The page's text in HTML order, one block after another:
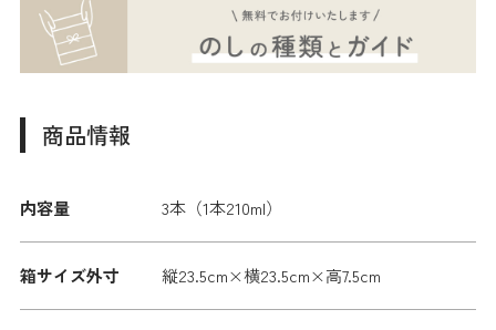
商品情報
内容量 3本（1本210ml）
箱サイズ外寸 縦23.5cm×横23.5cm×高7.5cm